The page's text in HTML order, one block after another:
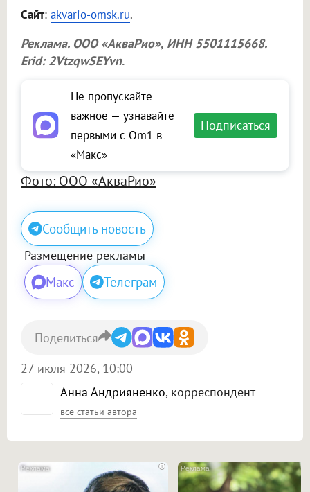
Сайт: akvario-omsk.ru.
Реклама. ООО «АкваРио», ИНН 5501115668.
Erid: 2VtzqwSEYvn.
Не пропускайте
важное — узнавайте
первыми с Om1 в
«Макс»
Подписаться
Фото: ООО «АкваРио»
Сообщить новость
Размещение рекламы
Макс Телеграм
Анна Андрияненко, корреспондент
все статьи автора
27 июля 2026, 10:00
Поделиться
i